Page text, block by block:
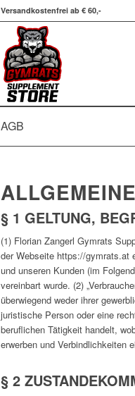
Versandkostenfrei ab € 60,-
AGB
§ 1 GELTUNG,
(1) Florian Zangerl Gymrats
der Webseite https://gymrats.at
und unseren Kunden (im
vereinbart wurde. (2)
überwiegend weder ihrer
juristische Person oder eine
beruflichen Tätigkeit handelt,
erwerben und Verbindlichkeiten
§ 2